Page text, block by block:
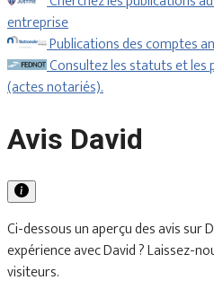
entreprise
Publications des comptes
Consultez les statuts et
(actes notariés).
Avis David
Ci-dessous un aperçu des avis sur
expérience avec David ? Laissez-
visiteurs.